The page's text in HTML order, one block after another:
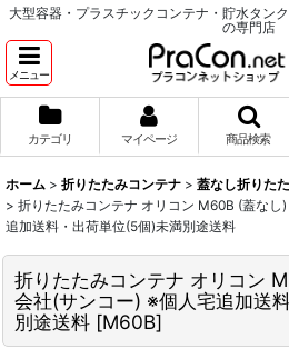
大型容器・プラスチックコンテナ・貯水タン
の専門店
メニュー
カテゴリ マイページ 商品検索
ホーム > 折りたたみコンテナ > 蓋なし折りた
> 折りたたみコンテナ オリコン M60B (蓋な
追加送料・出荷単位(5個)未満別途送料
折りたたみコンテナ オリコン
会社(サンコー) ※個人宅追加送
別途送料 [M60B]